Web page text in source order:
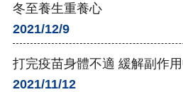
冬至養生重養心
2021/12/9
打完疫苗身體不適 緩解副作
2021/11/12